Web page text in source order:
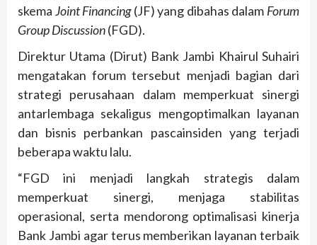
skema Joint Financing(JF) yang dibahas dalam Forum
Group Discussion(FGD).
Direktur Utama (Dirut) Bank Jambi Khairul Suhairi
mengatakan forum tersebut menjadi bagian dari
strategi perusahaan dalam memperkuat sinergi
antarlembaga sekaligus mengoptimalkan layanan
dan bisnis perbankan pascainsiden yang terjadi
beberapa waktu lalu.
“FGD ini menjadi langkah strategis dalam
memperkuat sinergi, menjaga stabilitas
operasional, serta mendorong optimalisasi kinerja
Bank Jambi agar terus memberikan layanan terbaik